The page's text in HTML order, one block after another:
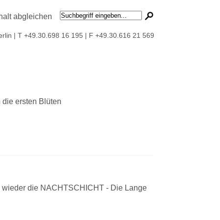
| T +49.30.698 16 195 | F +49.30.616 21 569
ersten Blüten
die NACHTSCHICHT - Die Lange